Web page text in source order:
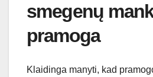
smegenų
pramoga
Klaidinga manyti, kad